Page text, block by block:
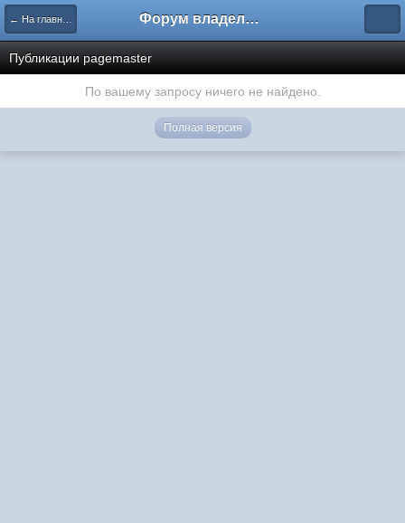
← На главную Форум владельцев интернет-магазинов
Публикации pagemaster
По вашему запросу ничего не найдено.
Полная версия